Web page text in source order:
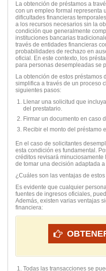
La obtención de préstamos a
con un empleo formal representa
dificultades financieras
a los recursos necesarios sin la
condición que generalmente
instituciones bancarias
través de entidades financieras
probabilidades de rechazo en
oficial. En este contexto, los
para personas desempleadas se
La obtención de estos préstamos
simplifica a través de un proceso
siguientes pasos:
Llenar una solicitud que
del prestatario.
Firmar un documento en caso
Recibir el monto del préstamo
En el caso de solicitantes
esta condición es fundamental.
créditos revisará
de tomar una decisión adaptada
¿Cuáles son las ventajas de
Es evidente que cualquier
fuentes de ingresos oficiales,
Además, existen varias ventajas
financiera:
Todas las transacciones se